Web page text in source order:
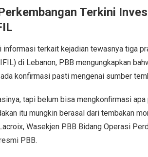
Terkini
informasi terkait kejadian tewasnya tiga
di Lebanon, PBB mengungkapkan
konfirmasi pasti mengenai sumber
tapi belum bisa mengkonfirmasi
itu mungkin berasal dari tembakan
Wasekjen PBB Bidang Operasi
PBB.